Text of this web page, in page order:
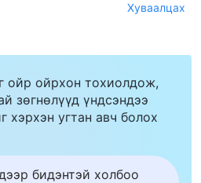
Хуваалцах
ойр ойрхон тохиолдож,
зөгнөлүүд үндсэндээ
хэрхэн угтан авч болох
бидэнтэй холбоо